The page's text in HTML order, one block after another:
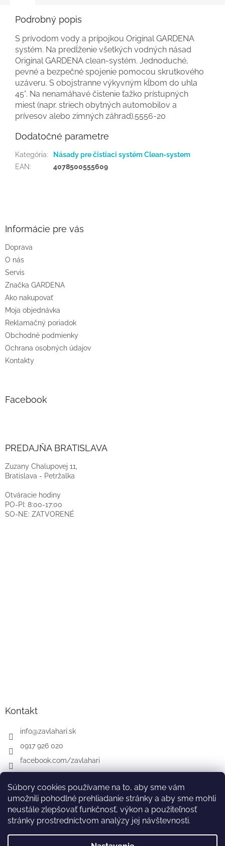
Súbory cookies používame na to, aby sme vám
umožnili pohodlné prehliadanie stránky a aby sme mohli
neustále zlepšovať funkčnosť, výkon a použiteľnosť
stránky prostredníctvom analýzy jej návštevnosti.
Podrobný popis
S prívodom vody a prípojkou Original GARDENA
systém. Na predĺženie všetkých vodných násad
Original GARDENA clean-systém. Jednoduché,
pevné a bezpečné spojenie pomocou skrutkového
uzáveru. S obojstranne výkyvným kĺbom do uhla
45°. Na nenamáhavé čistenie ťažko prístupných
miest (napr. striech obytných automobilov a
prívesov alebo zimných záhrad).5556-20
Dodatočné parametre
Kategória:
Násady pre čistiaci systém Clean-system
EAN: 4078500555609
e
Informácie pre vás
Doprava
O nás
Servis
Značka GARDENA
Ako nakupovať
Moja objednávka
Reklamačný poriadok
Obchodné podmienky
Ochrana osobných údajov
Kontakty
Facebook
PREDAJŇA BRATISLAVA
Zuzany Chalupovej 11,
Bratislava - Petržalka
Otváracie hodiny
PO-PI: 8:00-17:00
SO-NE: ZATVORENÉ
Kontakt
info@zavlahari.sk
0917 926 020
facebook.com/zavlahari
GARDENA McCULLOCH CZ AT DE